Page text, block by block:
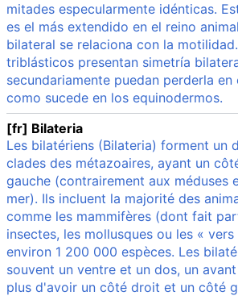
mitades especularmente idénticas.
es el más extendido en el reino
bilateral se relaciona con la
triblásticos presentan simetría
secundariamente puedan perderla
como sucede en los equinodermos.
[fr] Bilateria
Les bilatériens (Bilateria) forment un
clades des métazoaires, ayant un
gauche (contrairement aux méduses
mer). Ils incluent la majorité des
comme les mammifères (dont fait
insectes, les mollusques ou les «
environ 1 200 000 espèces. Les
souvent un ventre et un dos, un
plus d'avoir un côté droit et un côté